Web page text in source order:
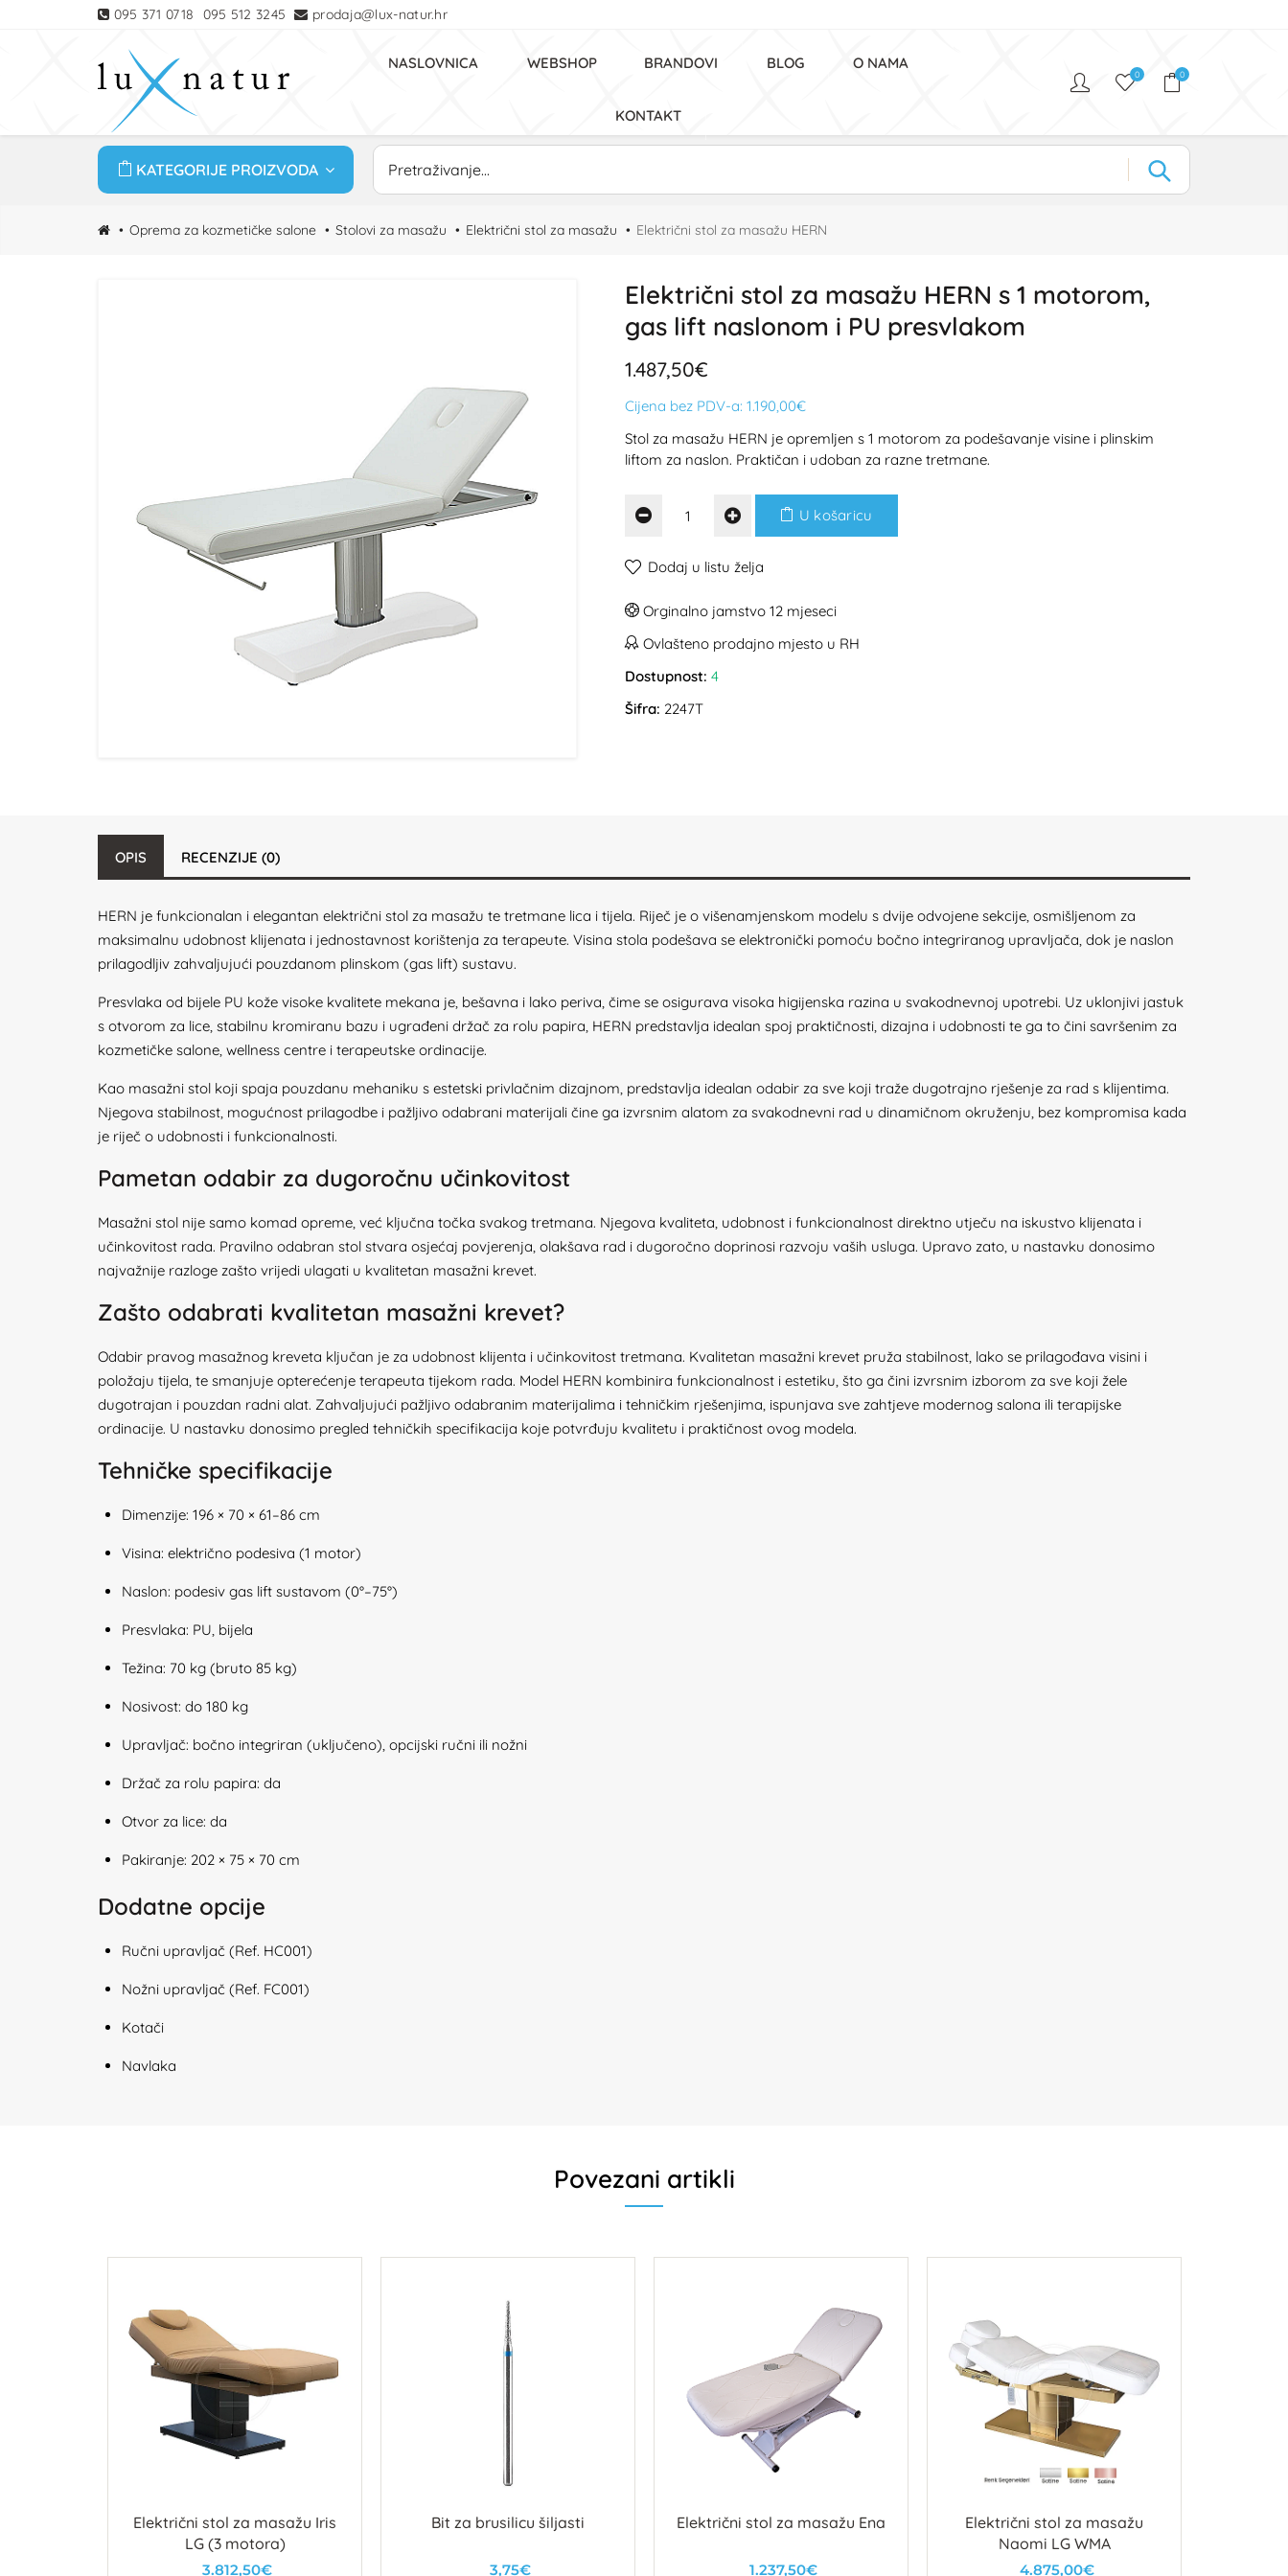
095 371 0718 095 512 3245 prodaja@lux-natur.hr
NASLOVNICA WEBSHOP BRANDOVI BLOG O NAMA
KONTAKT
0 0
KATEGORIJE PROIZVODA
Oprema za kozmetičke salone Stolovi za masažu Električni stol za masažu Električni stol za masažu HERN
Električni stol za masažu HERN s 1 motorom,
gas lift naslonom i PU presvlakom
1.487,50€
Cijena bez PDV-a: 1.190,00€
Stol za masažu HERN je opremljen s 1 motorom za podešavanje visine i plinskim
liftom za naslon. Praktičan i udoban za razne tretmane.
U košaricu
Dodaj u listu želja
Orginalno jamstvo 12 mjeseci
Ovlašteno prodajno mjesto u RH
Dostupnost: 4
Šifra: 2247T
OPIS RECENZIJE (0)
HERN je funkcionalan i elegantan električni stol za masažu te tretmane lica i tijela. Riječ je o višenamjenskom modelu s dvije odvojene sekcije, osmišljenom za
maksimalnu udobnost klijenata i jednostavnost korištenja za terapeute. Visina stola podešava se elektronički pomoću bočno integriranog upravljača, dok je naslon
prilagodljiv zahvaljujući pouzdanom plinskom (gas lift) sustavu.
Presvlaka od bijele PU kože visoke kvalitete mekana je, bešavna i lako periva, čime se osigurava visoka higijenska razina u svakodnevnoj upotrebi. Uz uklonjivi jastuk
s otvorom za lice, stabilnu kromiranu bazu i ugrađeni držač za rolu papira, HERN predstavlja idealan spoj praktičnosti, dizajna i udobnosti te ga to čini savršenim za
kozmetičke salone, wellness centre i terapeutske ordinacije.
Kao masažni stol koji spaja pouzdanu mehaniku s estetski privlačnim dizajnom, predstavlja idealan odabir za sve koji traže dugotrajno rješenje za rad s klijentima.
Njegova stabilnost, mogućnost prilagodbe i pažljivo odabrani materijali čine ga izvrsnim alatom za svakodnevni rad u dinamičnom okruženju, bez kompromisa kada
je riječ o udobnosti i funkcionalnosti.
Pametan odabir za dugoročnu učinkovitost
Masažni stol nije samo komad opreme, već ključna točka svakog tretmana. Njegova kvaliteta, udobnost i funkcionalnost direktno utječu na iskustvo klijenata i
učinkovitost rada. Pravilno odabran stol stvara osjećaj povjerenja, olakšava rad i dugoročno doprinosi razvoju vaših usluga. Upravo zato, u nastavku donosimo
najvažnije razloge zašto vrijedi ulagati u kvalitetan masažni krevet.
Zašto odabrati kvalitetan masažni krevet?
Odabir pravog masažnog kreveta ključan je za udobnost klijenta i učinkovitost tretmana. Kvalitetan masažni krevet pruža stabilnost, lako se prilagođava visini i
položaju tijela, te smanjuje opterećenje terapeuta tijekom rada. Model HERN kombinira funkcionalnost i estetiku, što ga čini izvrsnim izborom za sve koji žele
dugotrajan i pouzdan radni alat. Zahvaljujući pažljivo odabranim materijalima i tehničkim rješenjima, ispunjava sve zahtjeve modernog salona ili terapijske
ordinacije. U nastavku donosimo pregled tehničkih specifikacija koje potvrđuju kvalitetu i praktičnost ovog modela.
Tehničke specifikacije
Dimenzije: 196 × 70 × 61–86 cm
Visina: električno podesiva (1 motor)
Naslon: podesiv gas lift sustavom (0°–75°)
Presvlaka: PU, bijela
Težina: 70 kg (bruto 85 kg)
Nosivost: do 180 kg
Upravljač: bočno integriran (uključeno), opcijski ručni ili nožni
Držač za rolu papira: da
Otvor za lice: da
Pakiranje: 202 × 75 × 70 cm
Dodatne opcije
Ručni upravljač (Ref. HC001)
Nožni upravljač (Ref. FC001)
Kotači
Navlaka
Povezani artikli
Električni stol za masažu Iris
LG (3 motora)
3.812,50€
Bit za brusilicu šiljasti
3,75€
Električni stol za masažu Ena
1.237,50€
Električni stol za masažu
Naomi LG WMA
4.875,00€